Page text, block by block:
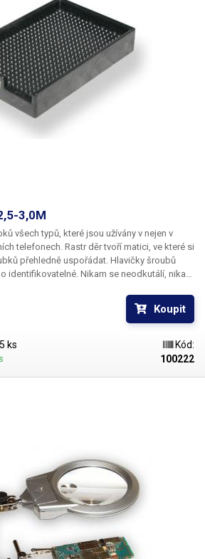
3,0M
všech typů, které jsou užívány v nejen v
telefonech. Rastr děr tvoří matici, ve které si
přehledně uspořádat. Hlavičky šroubů
identifikovatelné. Nikam se neodkutálí, nikam
jehož špička je zmagnetizována.
výborně hodí jako doplnět k momentovým
Koupit
ks
Kód:
100222